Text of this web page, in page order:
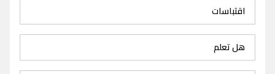
اقتباسات
هل تعلم